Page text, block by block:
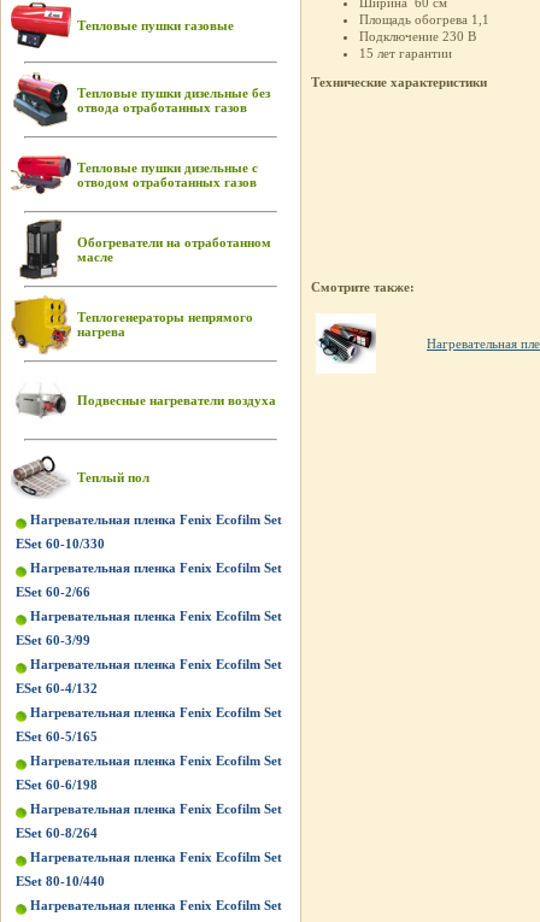
Тепловые пушки газовые
Тепловые пушки дизельные без
отвода отработанных газов
Тепловые пушки дизельные с
отводом отработанных газов
Обогреватели на отработанном
масле
Теплогенераторы непрямого
нагрева
Подвесные нагреватели воздуха
Теплый пол
Нагревательная пленка Fenix Ecofilm Set
ESet 60-10/330
Нагревательная пленка Fenix Ecofilm Set
ESet 60-2/66
Нагревательная пленка Fenix Ecofilm Set
ESet 60-3/99
Нагревательная пленка Fenix Ecofilm Set
ESet 60-4/132
Нагревательная пленка Fenix Ecofilm Set
ESet 60-5/165
Нагревательная пленка Fenix Ecofilm Set
ESet 60-6/198
Нагревательная пленка Fenix Ecofilm Set
ESet 60-8/264
Нагревательная пленка Fenix Ecofilm Set
ESet 80-10/440
Нагревательная пленка Fenix Ecofilm Set
Площадь обогрева 1,1
Подключение 230 В
15 лет гарантии
Технические характеристики
Смотрите также:
Нагревательная